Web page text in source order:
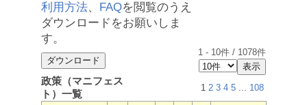
利用方法、 FAQを閲覧のうえ
ダウンロードをお願いしま
す。
1 - 10件 / 1078件
政策（マニフェス
ト）一覧
1 2 3 4 5 ... 108